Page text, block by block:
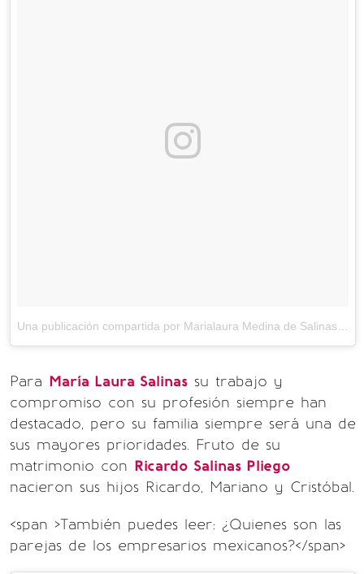
Una publicación compartida por Marialaura Medina de Salinas (@marialaurasalinas)
Para María Laura Salinas su trabajo y
compromiso con su profesión siempre han
destacado, pero su familia siempre será una de
sus mayores prioridades. Fruto de su
matrimonio con Ricardo Salinas Pliego
nacieron sus hijos Ricardo, Mariano y Cristóbal.
<span >También puedes leer: ¿Quienes son las
parejas de los empresarios mexicanos?</span>